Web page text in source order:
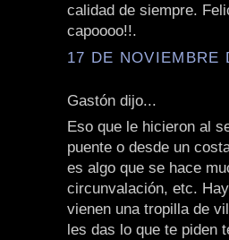
calidad de siempre.
capoooo!!.
17 DE NOVIEMBRE
Gastón dijo...
Eso que le hicieron al
puente o desde un
es algo que se hace
circunvalación, etc.
vienen una tropilla de
les das lo que te piden